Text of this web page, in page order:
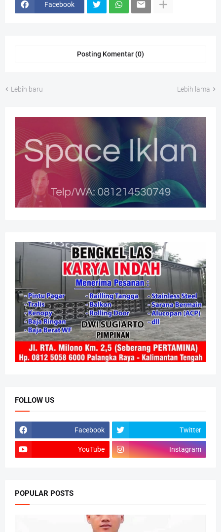
Facebook
Posting Komentar (0)
Lebih baru Lebih lama
FOLLOW US
Facebook Twitter
YouTube Instagram
POPULAR POSTS